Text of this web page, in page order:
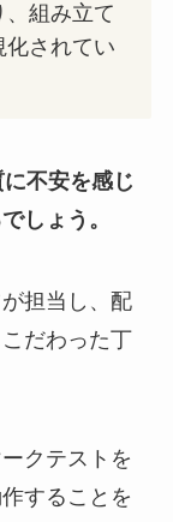
組み立て
化されてい
不安を感じ
しょう。
担当し、配
だわった丁
クテストを
することを